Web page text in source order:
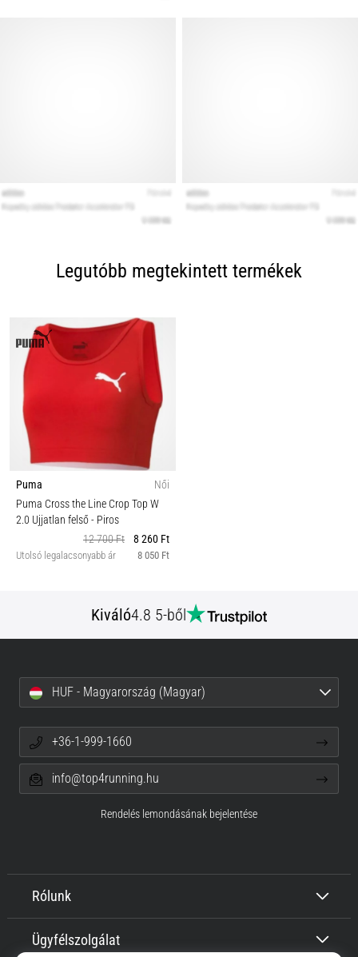
Legutóbb megtekintett termékek
Puma
Női
Puma Cross the Line Crop Top W
2.0 Ujjatlan felső- Piros
12 700 Ft
8 260 Ft
Utolsó legalacsonyabb ár 8 050 Ft
Kiváló4.8 5-ből
Rólunk
Ügyfélszolgálat
HUF - Magyarország (Magyar)
+36-1-999-1660
info@top4running.hu
Rendelés lemondásának bejelentése